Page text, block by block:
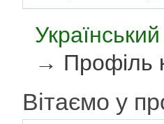
→ Профіль
Вітаємо у